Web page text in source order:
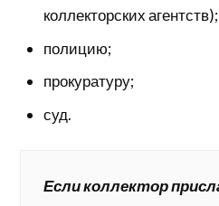
коллекторских агентств);
полицию;
прокуратуру;
суд.
Если коллектор